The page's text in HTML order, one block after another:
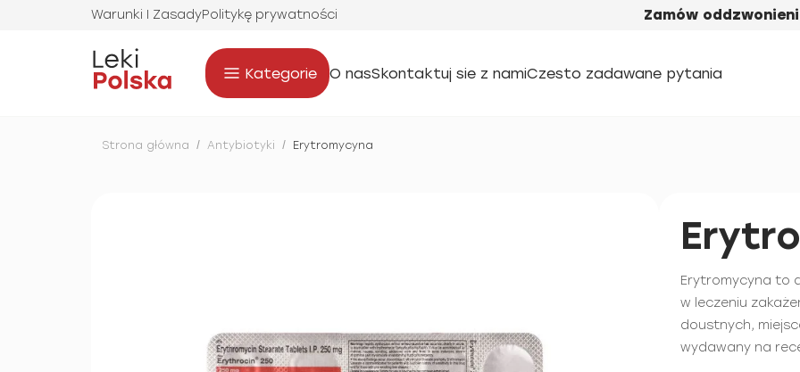
Warunki I ZasadyPolitykę prywatności Zamów
Kategorie O nasSkontaktuj sie z namiCzesto zadawane pytania
Strona główna / Antybiotyki / Erytromycyna
Erytromycyna to
w leczeniu
doustnych,
wydawany na